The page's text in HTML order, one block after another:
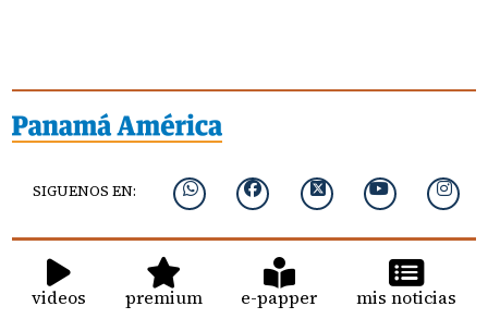
SIGUENOS EN:
videos premium e-papper mis noticias